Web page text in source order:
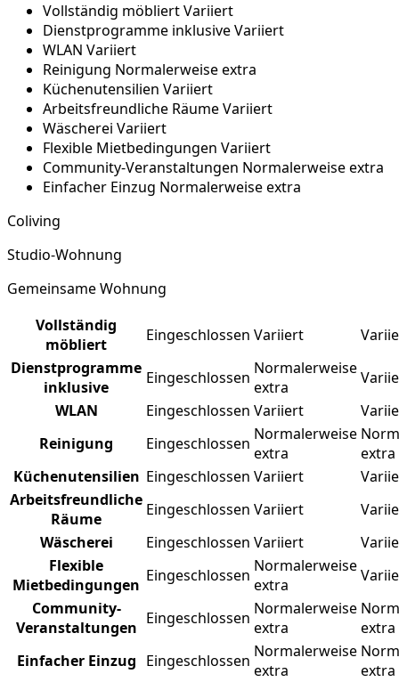
Vollständig möbliertVariiert
Dienstprogramme inklusiveVariiert
WLAN Variiert
Reinigung Normalerweise extra
Küchenutensilien Variiert
Arbeitsfreundliche RäumeVariiert
Wäscherei Variiert
Flexible Mietbedingungen Variiert
Community-Veranstaltungen Normalerweise extra
Einfacher Einzug Normalerweise extra
Coliving
Studio-Wohnung
Gemeinsame Wohnung
Vollständig
möbliert
Eingeschlossen Variiert
Dienstprogramme
inklusive
Eingeschlossen Normalerweise
extra
WLAN
Eingeschlossen Variiert
Reinigung
Eingeschlossen Normalerweise
extra
extra
Küchenutensilien Eingeschlossen Variiert
Arbeitsfreundliche
Räume
Eingeschlossen Variiert
Wäscherei
Eingeschlossen Variiert
Flexible
Mietbedingungen Eingeschlossen Normalerweise
extra
Community-
Veranstaltungen Eingeschlossen Normalerweise
extra
extra
Einfacher Einzug Eingeschlossen Normalerweise
extra
extra